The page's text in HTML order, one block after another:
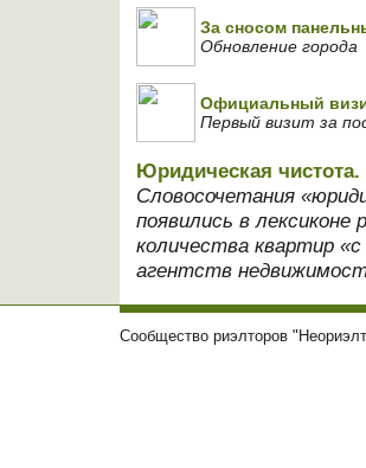
За сносом
Обновление города
Официальный
Первый визит за
Юридическая
Словосочетания
появились в
количества квартир
агентств
Сообщество риэлторов